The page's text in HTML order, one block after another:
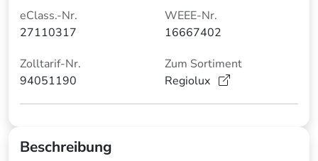
eClass.-Nr.
27110317
WEEE-Nr.
16667402
Zolltarif-Nr.
94051190
Zum Sortiment
Regiolux
Beschreibung